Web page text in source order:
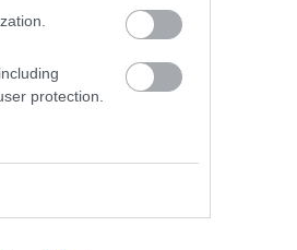
protection.
nyúl
figurájával aratott
-ban, egy New Yorkból Los